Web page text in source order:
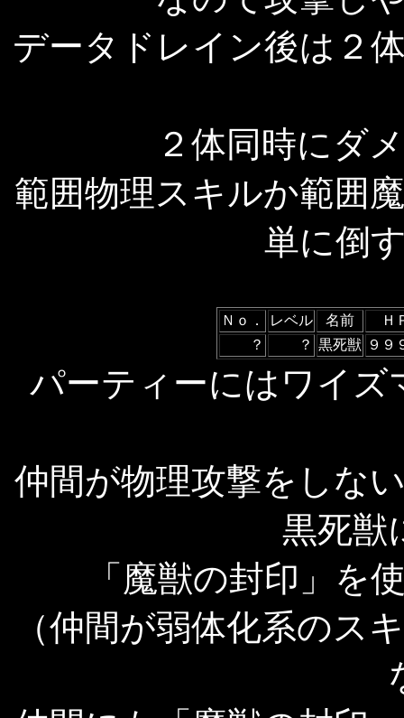
データドレイン後は２
２体同時にダ
範囲物理スキルか範囲
単に倒
Ｎｏ． レベル 名前
Ｈ
？
？ 黒死獣 ９９
パーティーにはワイズ
仲間が物理攻撃をしな
黒死獣
「魔獣の封印」を
（仲間が弱体化系のス